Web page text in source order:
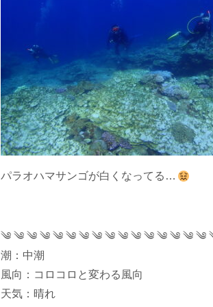
パラオハマサンゴが白くなってる…
༄ ༄ ༄ ༄ ༄ ༄ ༄ ༄ ༄ ༄ ༄ ༄ ༄ ༄ ༄ ༄
潮：中潮
風向：コロコロと変わる風向
天気：晴れ